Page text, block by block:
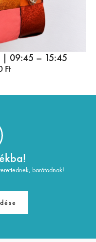
| 09:45 – 15:45
Ft
barátodnak!